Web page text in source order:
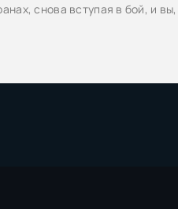
снова вступая в бой, и